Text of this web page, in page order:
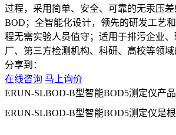
过程，采用简单、安全、可靠的无汞压
BOD；全智能化设计，领先的研发工艺
程无需实验人员值守；适用于排污企业
厂、第三方检测机构、科研、高校等领域
分享到：
在线咨询 马上询价
ERUN-SLBOD-B型智能BOD5测定仪产品
ERUN-SLBOD-B型智能BOD5测定仪是